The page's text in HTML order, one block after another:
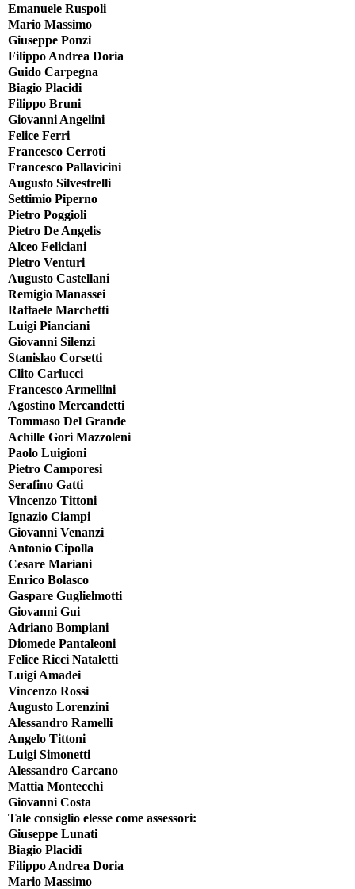
Emanuele Ruspoli
Mario Massimo
Giuseppe Ponzi
Filippo Andrea Doria
Guido Carpegna
Biagio Placidi
Filippo Bruni
Giovanni Angelini
Felice Ferri
Francesco Cerroti
Francesco Pallavicini
Augusto Silvestrelli
Settimio Piperno
Pietro Poggioli
Pietro De Angelis
Alceo Feliciani
Pietro Venturi
Augusto Castellani
Remigio Manassei
Raffaele Marchetti
Luigi Pianciani
Giovanni Silenzi
Stanislao Corsetti
Clito Carlucci
Francesco Armellini
Agostino Mercandetti
Tommaso Del Grande
Achille Gori Mazzoleni
Paolo Luigioni
Pietro Camporesi
Serafino Gatti
Vincenzo Tittoni
Ignazio Ciampi
Giovanni Venanzi
Antonio Cipolla
Cesare Mariani
Enrico Bolasco
Gaspare Guglielmotti
Giovanni Gui
Adriano Bompiani
Diomede Pantaleoni
Felice Ricci Nataletti
Luigi Amadei
Vincenzo Rossi
Augusto Lorenzini
Alessandro Ramelli
Angelo Tittoni
Luigi Simonetti
Alessandro Carcano
Mattia Montecchi
Giovanni Costa
Tale consiglio elesse come assessori:
Giuseppe Lunati
Biagio Placidi
Filippo Andrea Doria
Mario Massimo